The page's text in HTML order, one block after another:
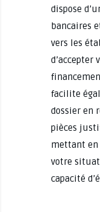
dispose
bancaires
vers les
d’accepter
facilite
dossier en
pièces
mettant en
votre
capacité